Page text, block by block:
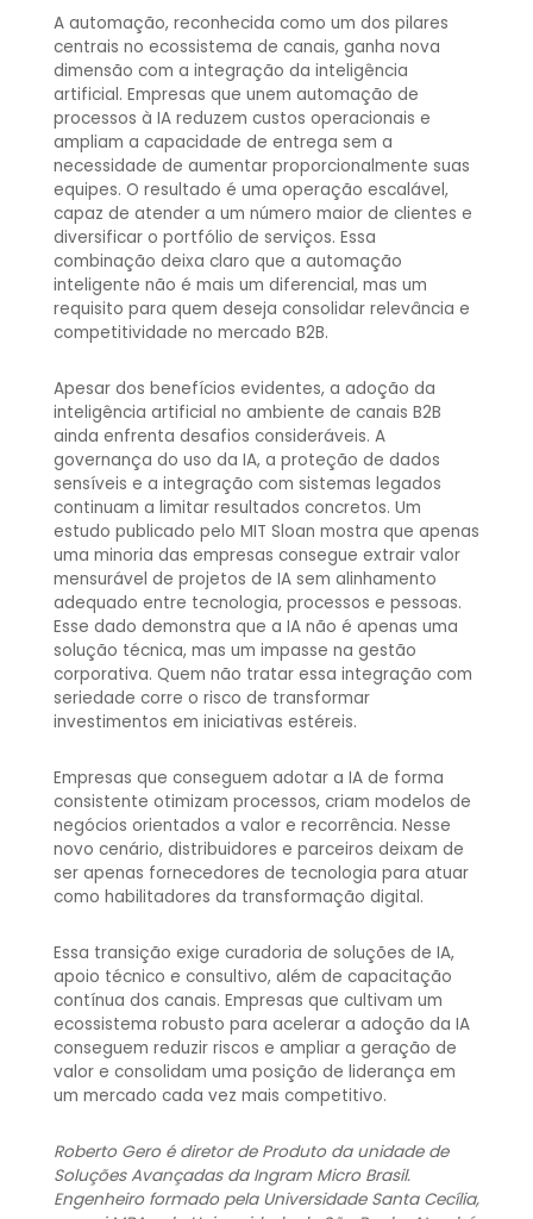
A automação, reconhecida como um dos pilares
centrais no ecossistema de canais, ganha nova
dimensão com a integração da inteligência
artificial. Empresas que unem automação de
processos à IA reduzem custos operacionais e
ampliam a capacidade de entrega sem a
necessidade de aumentar proporcionalmente suas
equipes. O resultado é uma operação escalável,
capaz de atender a um número maior de clientes e
diversificar o portfólio de serviços. Essa
combinação deixa claro que a automação
inteligente não é mais um diferencial, mas um
requisito para quem deseja consolidar relevância e
competitividade no mercado B2B.
Apesar dos benefícios evidentes, a adoção da
inteligência artificial no ambiente de canais B2B
ainda enfrenta desafios consideráveis. A
governança do uso da IA, a proteção de dados
sensíveis e a integração com sistemas legados
continuam a limitar resultados concretos. Um
estudo publicado pelo MIT Sloan mostra que apenas
uma minoria das empresas consegue extrair valor
mensurável de projetos de IA sem alinhamento
adequado entre tecnologia, processos e pessoas.
Esse dado demonstra que a IA não é apenas uma
solução técnica, mas um impasse na gestão
corporativa. Quem não tratar essa integração com
seriedade corre o risco de transformar
investimentos em iniciativas estéreis.
Empresas que conseguem adotar a IA de forma
consistente otimizam processos, criam modelos de
negócios orientados a valor e recorrência. Nesse
novo cenário, distribuidores e parceiros deixam de
ser apenas fornecedores de tecnologia para atuar
como habilitadores da transformação digital.
Essa transição exige curadoria de soluções de IA,
apoio técnico e consultivo, além de capacitação
contínua dos canais. Empresas que cultivam um
ecossistema robusto para acelerar a adoção da IA
conseguem reduzir riscos e ampliar a geração de
valor e consolidam uma posição de liderança em
um mercado cada vez mais competitivo.
Roberto Geroé diretor de Produto da unidade de
Soluções Avançadas da Ingram Micro Brasil.
Engenheiro formado pela Universidade Santa Cecília,